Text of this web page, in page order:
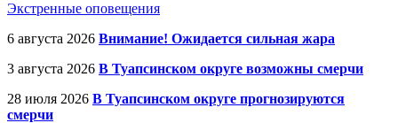
Экстренные оповещения
6 августа 2026 Внимание! Ожидается сильная жара
3 августа 2026 В Туапсинском округе возможны смерчи
28 июля 2026 В Туапсинском округе прогнозируются
смерчи